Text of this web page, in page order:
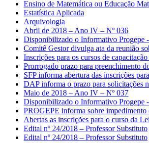
Ensino de Matemática ou Educação
Estatística Aplicada
Arquivologia
Abril de 2018 – Ano IV – Nº 036
Disponibilizado o Informativo Progepe
Comitê Gestor divulga ata da reunião
Inscrições para os cursos de
Prorrogado prazo para preenchimento
SFP informa abertura das inscrições
DAP informa o prazo para solicitações
Maio de 2018 – Ano IV – Nº 037
Disponibilizado o Informativo Progepe
PROGEPE informa sobre
Abertas as inscrições para o curso da
Edital nº 24/2018 – Professor Substituto
Edital nº 24/2018 – Professor Substituto